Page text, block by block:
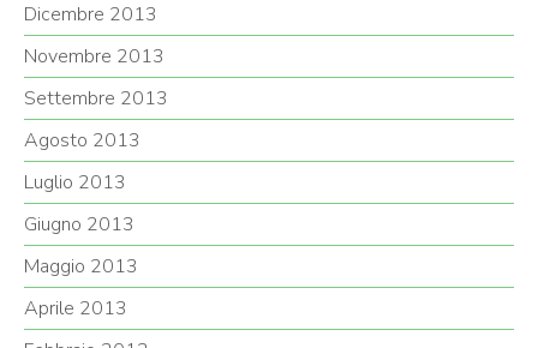
Dicembre 2013
Novembre 2013
Settembre 2013
Agosto 2013
Luglio 2013
Giugno 2013
Maggio 2013
Aprile 2013